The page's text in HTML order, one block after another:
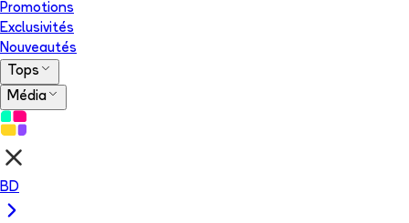
Promotions
Exclusivités
Nouveautés
Tops
Média
BD